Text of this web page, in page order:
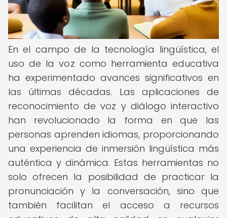
En el campo de la tecnología lingüística, el
uso de la voz como herramienta educativa
ha experimentado avances significativos en
las últimas décadas. Las aplicaciones de
reconocimiento de voz y diálogo interactivo
han revolucionado la forma en que las
personas aprenden idiomas, proporcionando
una experiencia de inmersión lingüística más
auténtica y dinámica. Estas herramientas no
solo ofrecen la posibilidad de practicar la
pronunciación y la conversación, sino que
también facilitan el acceso a recursos